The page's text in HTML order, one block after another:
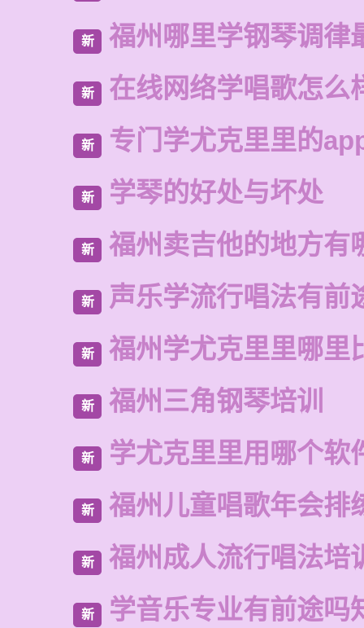
新 福州哪里学钢琴调律
新 在线网络学唱歌怎么
新 专门学尤克里里的
新 学琴的好处与坏处
新 福州卖吉他的地方有
新 声乐学流行唱法有前
新 福州学尤克里里哪里
新 福州三角钢琴培训
新 学尤克里里用哪个软
新 福州儿童唱歌年会排
新 福州成人流行唱法培
新 学音乐专业有前途吗